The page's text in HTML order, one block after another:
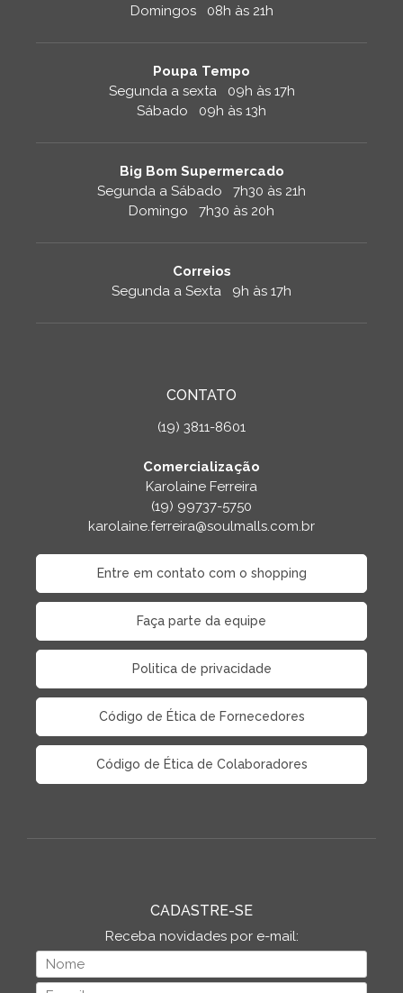
Domingos 08h às 21h
Poupa Tempo
Segunda a sexta 09h às 17h
Sábado 09h às 13h
Big Bom Supermercado
Segunda a Sábado 7h30 às 21h
Domingo 7h30 às 20h
Correios
Segunda a Sexta 9h às 17h
CONTATO
(19) 3811-8601
Comercialização
Karolaine Ferreira
(19) 99737-5750
karolaine.ferreira@soulmalls.com.br
Entre em contato com o shopping
Faça parte da equipe
Politica de privacidade
Código de Ética de Fornecedores
Código de Ética de Colaboradores
CADASTRE-SE
Receba novidades por e-mail: